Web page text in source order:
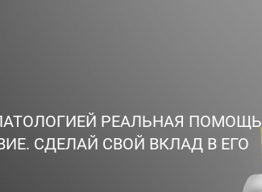
РЕАЛЬНАЯ ПОМОЩЬ
СДЕЛАЙ СВОЙ ВКЛАД В ЕГО